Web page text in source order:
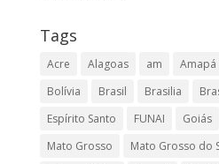
Tags
Acre Alagoas am Amapá
Bolívia
Brasil Brasilia
Espírito Santo
FUNAI Goiás
Mato Grosso
Mato Grosso do